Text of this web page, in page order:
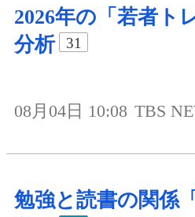
2026年の「若者ト
分析
31
08月04日 10:08 TBS
勉強と読書の関係